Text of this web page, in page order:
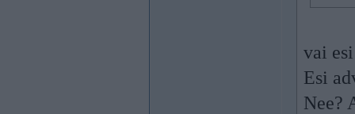
vai
Esi
Nee?